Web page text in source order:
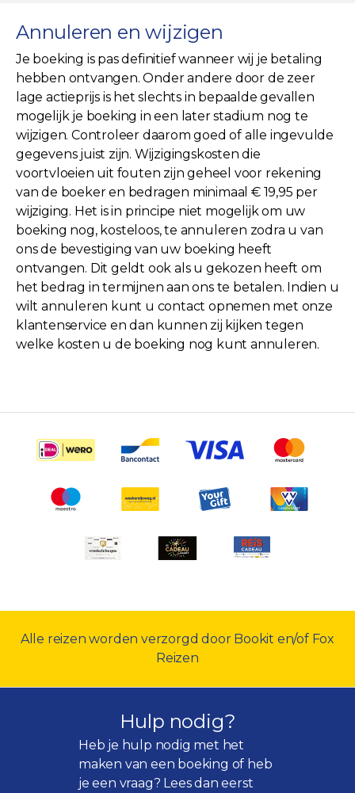
Annuleren en wijzigen
Je boeking is pas definitief wanneer wij je betaling
hebben ontvangen. Onder andere door de zeer
lage actieprijs is het slechts in bepaalde gevallen
mogelijk je boeking in een later stadium nog te
wijzigen. Controleer daarom goed of alle ingevulde
gegevens juist zijn. Wijzigingskosten die
voortvloeien uit fouten zijn geheel voor rekening
van de boeker en bedragen minimaal € 19,95 per
wijziging. Het is in principe niet mogelijk om uw
boeking nog, kosteloos, te annuleren zodra u van
ons de bevestiging van uw boeking heeft
ontvangen. Dit geldt ook als u gekozen heeft om
het bedrag in termijnen aan ons te betalen. Indien u
wilt annuleren kunt u contact opnemen met onze
klantenservice en dan kunnen zij kijken tegen
welke kosten u de boeking nog kunt annuleren.
Alle reizen worden verzorgd door Bookit en/of Fox
Reizen
Hulp nodig?
Heb je hulp nodig met het
maken van een boeking of heb
je een vraag? Lees dan eerst